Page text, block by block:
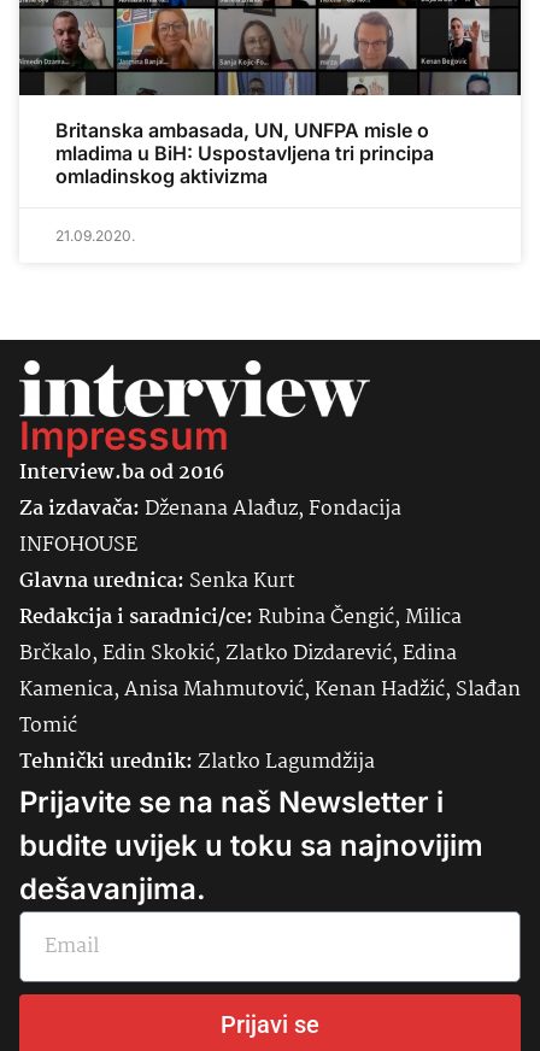
Britanska ambasada, UN, UNFPA misle o
mladima u BiH: Uspostavljena tri principa
omladinskog aktivizma
21.09.2020.
Impressum
Interview.ba od 2016
Za izdavača:Dženana Alađuz, Fondacija
INFOHOUSE
Glavna urednica: SenkaKurt
Redakcija i saradnici/ce:Rubina Čengić, Milica
Brčkalo, Edin Skokić, Zlatko Dizdarević, Edina
Kamenica, Anisa Mahmutović, Kenan Hadžić, Slađan
Tomić
Tehnički urednik:Zlatko Lagumdžija
Prijavite se na naš Newsletter i
budite uvijek u toku sa najnovijim
dešavanjima.
Prijavi se